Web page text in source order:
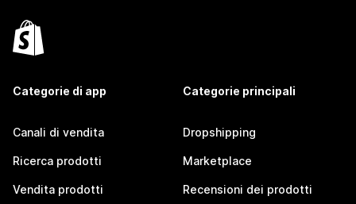
Categorie di app
Canali di vendita
Ricerca prodotti
Vendita prodotti
Categorie principali
Dropshipping
Marketplace
Recensioni dei prodotti